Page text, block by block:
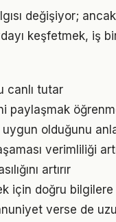
değişiyor;
keşfetmek, iş
canlı tutar
paylaşmak
olduğunu
verimliliği
artırır
için doğru
verse de